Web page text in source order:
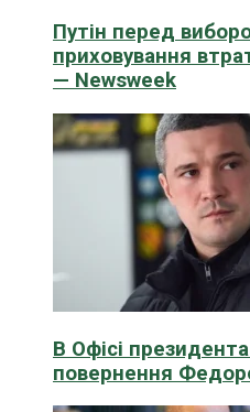
Путін перед
приховування
— Newsweek
В Офісі
повернення